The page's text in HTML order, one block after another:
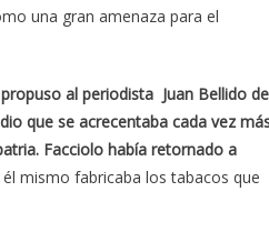
una gran amenaza para el
al periodista Juan Bellido de
que se acrecentaba cada vez
Facciolo había retornado a
mismo fabricaba los tabacos que